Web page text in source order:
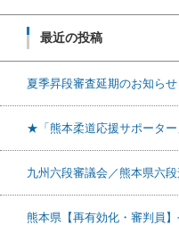
最近の投稿
夏季昇段審査延期のお知らせ
★「熊本柔道応援サポータ
九州六段審議会／熊本県六
熊本県【再有効化・審判員